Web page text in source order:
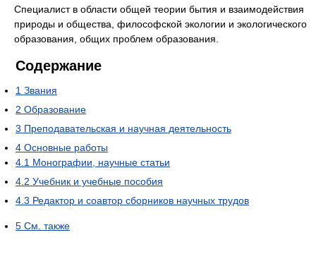
Специалист в области общей теории бытия и взаимодействия
природы и общества, философской экологии и экологического
образования, общих проблем образования.
Содержание
1 Звания
2 Образование
3 Преподавательская и научная деятельность
4 Основные работы
4.1 Монографии, научные статьи
4.2 Учебник и учебные пособия
4.3 Редактор и соавтор сборников научных трудов
5 См. также